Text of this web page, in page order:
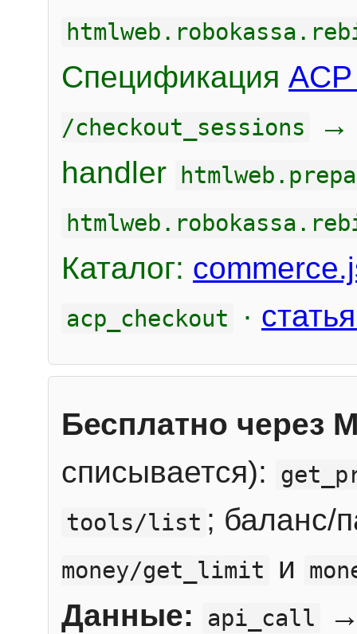
Спецификация
/checkout_sessions
handler
Каталог:
acp_checkout ·
Бесплатно через
списывается):
tools/list ; баланс/
money/get_limit и
Данные: api_call